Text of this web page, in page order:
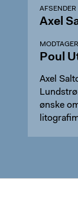
AFSENDER
Axel
MODTAGER
Poul
Axel
ønske